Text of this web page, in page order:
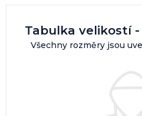
Tabulka velikostí
Všechny rozměry jsou